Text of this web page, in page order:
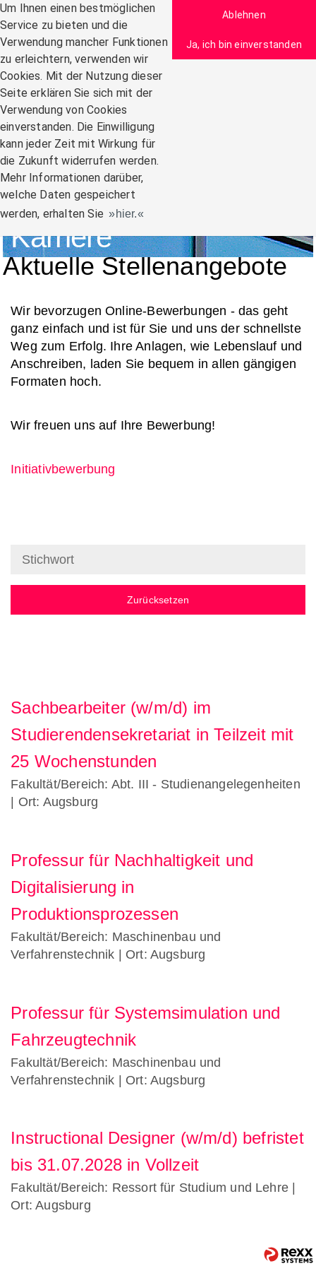
Um Ihnen einen bestmöglichen
Service zu bieten und die
Verwendung mancher Funktionen
zu erleichtern, verwenden wir
Cookies. Mit der Nutzung dieser
Seite erklären Sie sich mit der
Verwendung von Cookies
einverstanden. Die Einwilligung
kann jeder Zeit mit Wirkung für
die Zukunft widerrufen werden.
Mehr Informationen darüber,
welche Daten gespeichert
werden, erhalten Sie
hier.
Ablehnen
Ja, ich bin einverstanden
Zum Inhalt
Navigation:
Karriere
Aktuelle Stellenangebote
Wir bevorzugen Online-Bewerbungen - das geht
ganz einfach und ist für Sie und uns der schnellste
Weg zum Erfolg. Ihre Anlagen, wie Lebenslauf und
Anschreiben, laden Sie bequem in allen gängigen
Formaten hoch.
Wir freuen uns auf Ihre Bewerbung!
Initiativbewerbung
Zurücksetzen
Sachbearbeiter (w/m/d) im
Studierendensekretariat in Teilzeit mit
25 Wochenstunden
Fakultät/Bereich: Abt. III - Studienangelegenheiten
| Ort: Augsburg
Professur für Nachhaltigkeit und
Digitalisierung in
Produktionsprozessen
Fakultät/Bereich: Maschinenbau und
Verfahrenstechnik | Ort: Augsburg
Professur für Systemsimulation und
Fahrzeugtechnik
Fakultät/Bereich: Maschinenbau und
Verfahrenstechnik | Ort: Augsburg
Instructional Designer (w/m/d) befristet
bis 31.07.2028 in Vollzeit
Fakultät/Bereich: Ressort für Studium und Lehre |
Ort: Augsburg